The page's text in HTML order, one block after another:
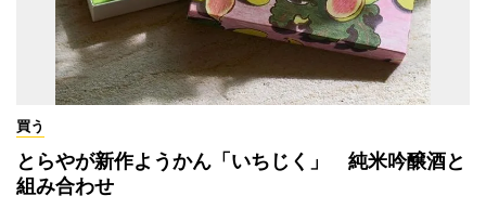
買う
とらやが新作ようかん「いちじく」 純米吟醸酒と
組み合わせ